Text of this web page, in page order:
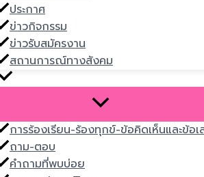
ประกาศ
ข่าวกิจกรรม
ข่าวรับสมัครงาน
สถานการณ์ทางสังคม
การร้องเรียน-ร้องทุกข์-ข้อคิดเห็นและข้อเ
ถาม-ตอบ
คำถามที่พบบ่อย